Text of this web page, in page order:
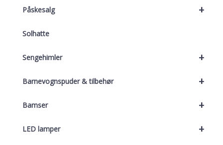
+
Påskesalg
Solhatte
+
Sengehimler
+
Barnevognspuder & tilbehør
+
Bamser
+
LED lamper